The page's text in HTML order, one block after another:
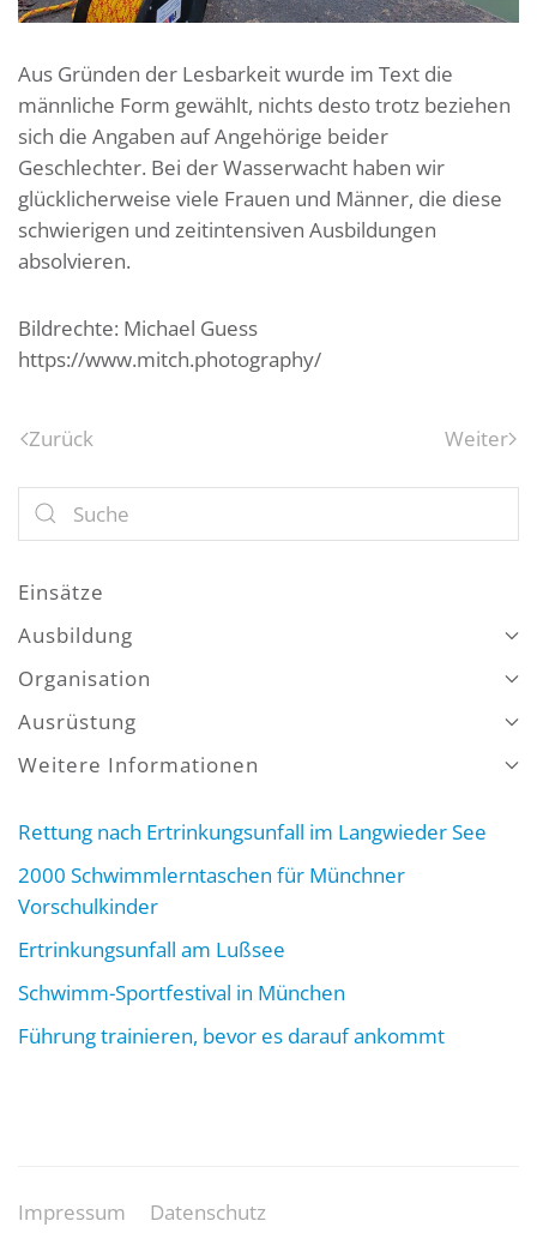
Aus Gründen der Lesbarkeit wurde im Text die
männliche Form gewählt, nichts desto trotz beziehen
sich die Angaben auf Angehörige beider
Geschlechter. Bei der Wasserwacht haben wir
glücklicherweise viele Frauen und Männer, die diese
schwierigen und zeitintensiven Ausbildungen
absolvieren.
Bildrechte: Michael Guess
https://www.mitch.photography/
Zurück Weiter
Einsätze
Ausbildung
Organisation
Ausrüstung
Weitere Informationen
Rettung nach Ertrinkungsunfall im Langwieder See
2000 Schwimmlerntaschen für Münchner
Vorschulkinder
Ertrinkungsunfall am Lußsee
Schwimm-Sportfestival in München
Führung trainieren, bevor es darauf ankommt
Impressum
Datenschutz